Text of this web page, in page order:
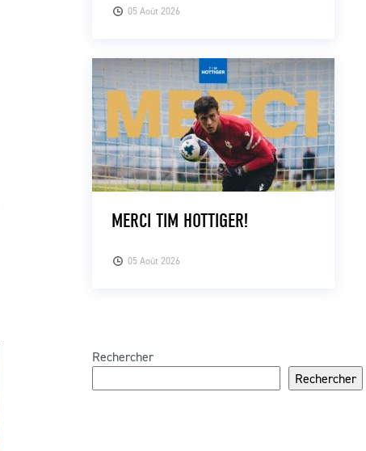
05 Août 2026
05 Août 2026
MERCI TIM HOTTIGER!
Rechercher
Rechercher